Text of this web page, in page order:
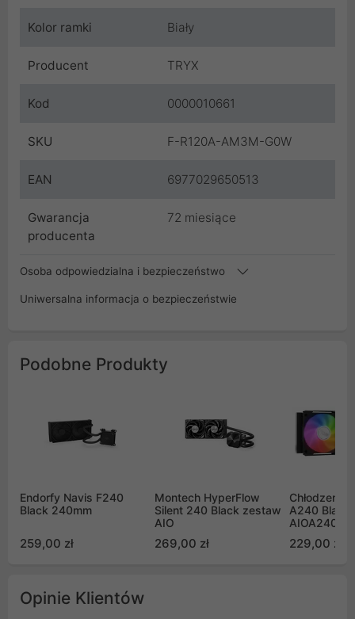
Kolor ramki Biały
Producent TRYX
Kod 0000010661
SKU F-R120A-AM3M-G0W
EAN 6977029650513
Gwarancja
producenta
72 miesiące
Osoba odpowiedzialna i bezpieczeństwo
Uniwersalna informacja o bezpieczeństwie
Podobne Produkty
Endorfy Navis F240
Black 240mm
259,00 zł
Montech HyperFlow
Silent 240 Black zestaw
AIO
269,00 zł
Chłodzenie
A240 Black
AIOA240B)
229,00 zł
Opinie Klientów